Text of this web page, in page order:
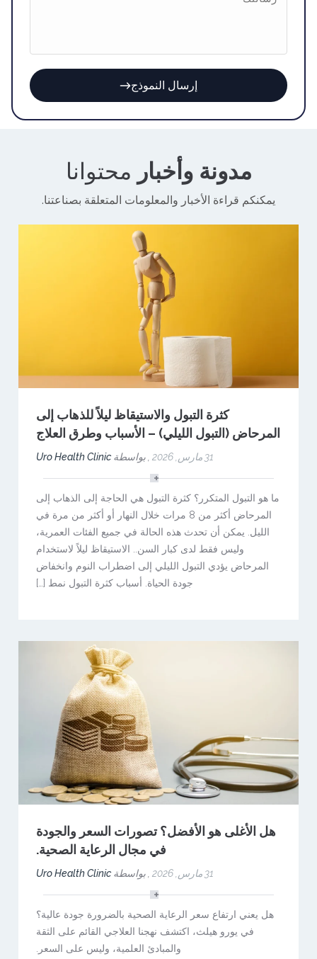
إرسال النموذج
مدونة وأخبار محتوانا
يمكنكم قراءة الأخبار والمعلومات المتعلقة بصناعتنا.
كثرة التبول والاستيقاظ ليلاً للذهاب إلى
المرحاض (التبول الليلي) – الأسباب وطرق العلاج
31 مارس, 2026 بواسطةUro Health Clinic
ما هو التبول المتكرر؟ كثرة التبول هي الحاجة إلى الذهاب إلى
المرحاض أكثر من 8 مرات خلال النهار أو أكثر من مرة في
الليل. يمكن أن تحدث هذه الحالة في جميع الفئات العمرية،
وليس فقط لدى كبار السن.. الاستيقاظ ليلاً لاستخدام
المرحاض يؤدي التبول الليلي إلى اضطراب النوم وانخفاض
جودة الحياة. أسباب كثرة التبول نمط […]
هل الأغلى هو الأفضل؟ تصورات السعر والجودة
في مجال الرعاية الصحية.
31 مارس, 2026 بواسطةUro Health Clinic
هل يعني ارتفاع سعر الرعاية الصحية بالضرورة جودة عالية؟
في يورو هيلث، اكتشف نهجنا العلاجي القائم على الثقة
والمبادئ العلمية، وليس على السعر.